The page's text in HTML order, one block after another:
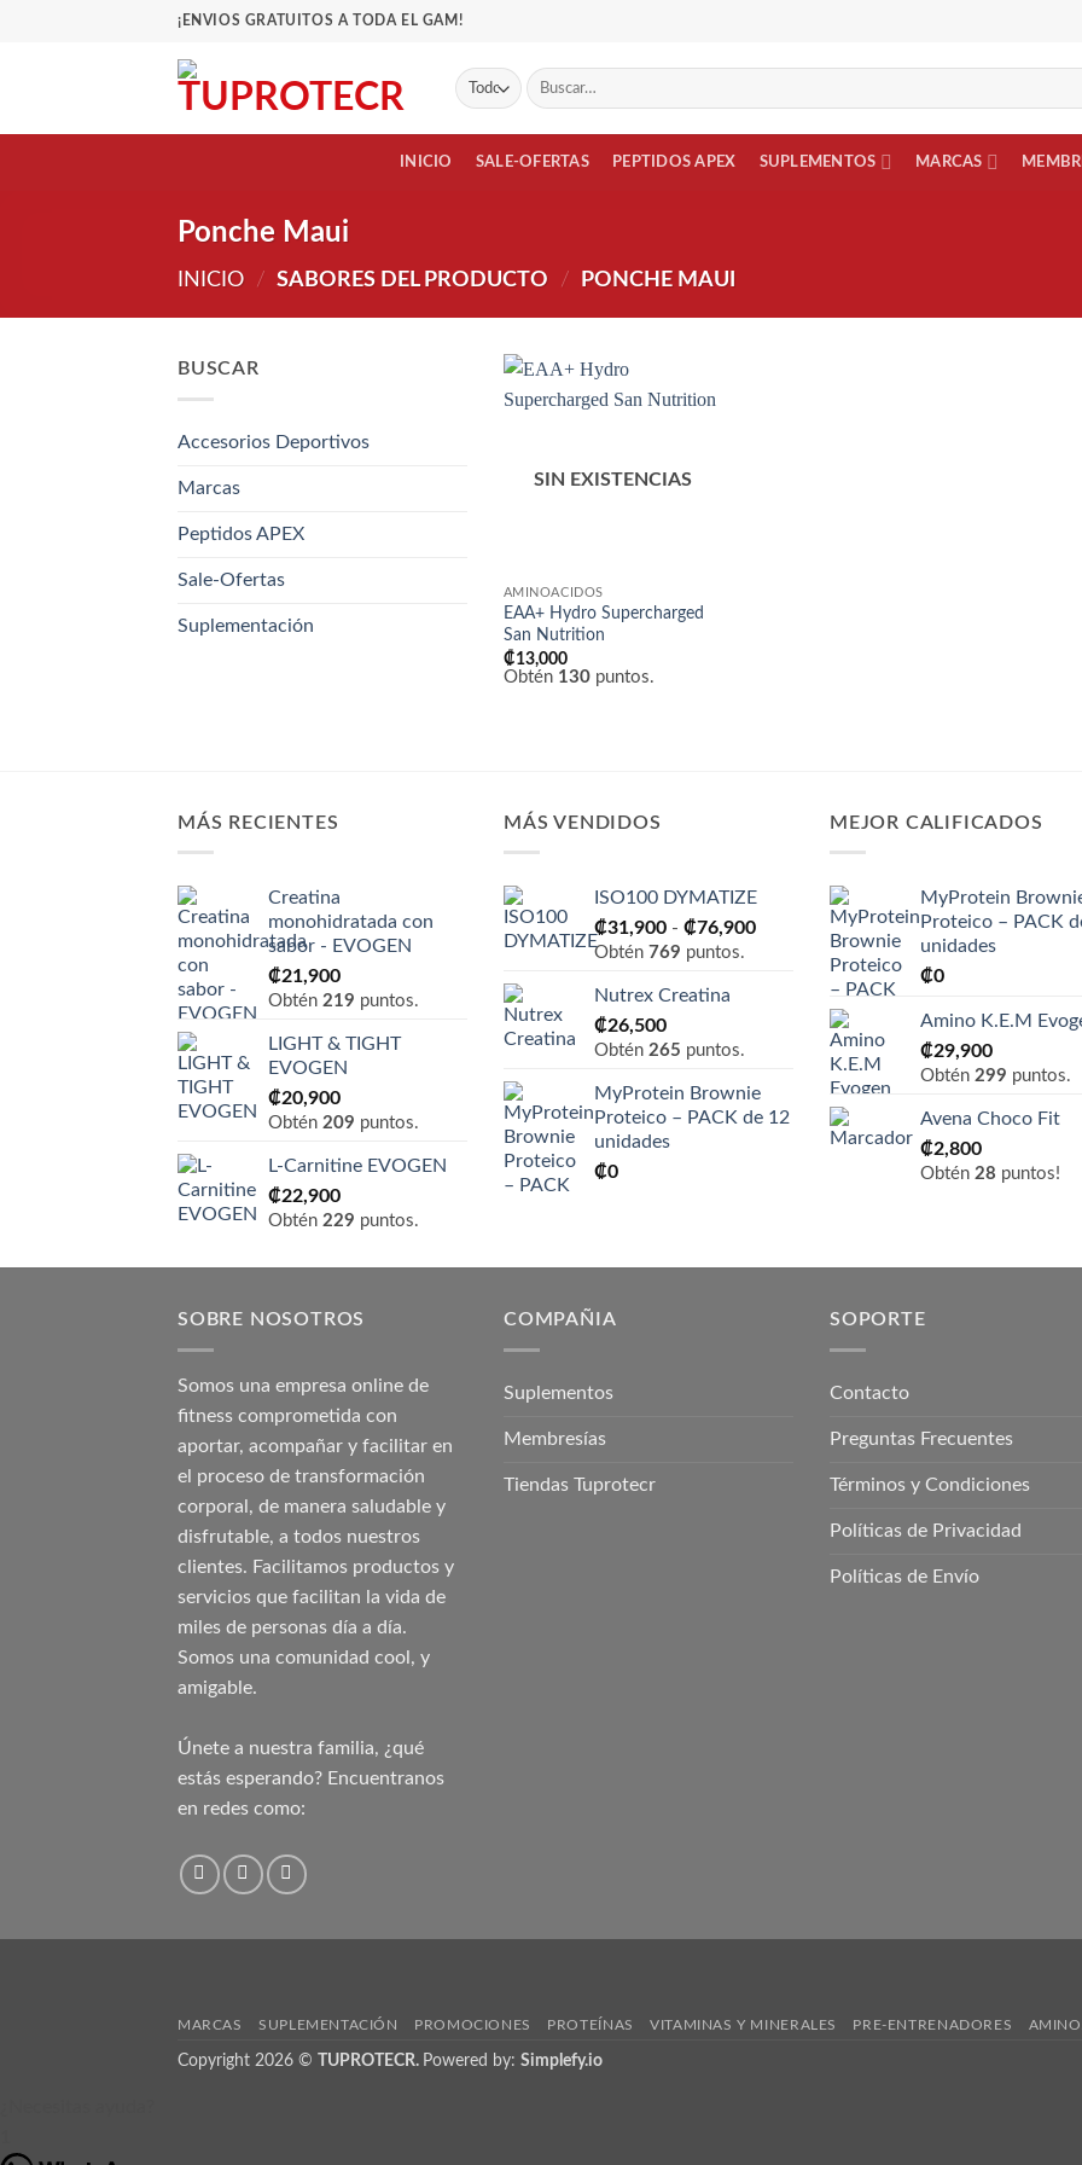
¡ENVIOS GRATUITOS A TODA EL GAM!
Buscar
por:
INICIO SALE-OFERTAS PEPTIDOS APEX SUPLEMENTOS MARCAS
Ponche Maui
INICIO / SABORES DEL PRODUCTO / PONCHE MAUI
BUSCAR
Accesorios Deportivos
Marcas
Peptidos APEX
Sale-Ofertas
Suplementación
de
deseos
SIN EXISTENCIAS
AMINOÁCIDOS
EAA+ Hydro Supercharged
San Nutrition
₡13,000
Obtén 130puntos.
MÁS RECIENTES
Creatina
monohidratada con
sabor - EVOGEN
₡21,900
Obtén 219 puntos.
LIGHT & TIGHT
EVOGEN
₡20,900
Obtén 209 puntos.
L-Carnitine EVOGEN
₡22,900
Obtén 229 puntos.
MÁS VENDIDOS
ISO100 DYMATIZE
₡31,900 - ₡76,900Rango
Obtén 769 puntos.
Nutrex Creatina
₡26,500
Obtén 265 puntos.
MyProtein Brownie
Proteico – PACK de 12
unidades
₡0
MEJOR CALIFICADOS
MyProtein
Proteico – PACK
unidades
₡0
Amino K.E.M
₡29,900
Obtén 299 puntos.
Avena Choco Fit
₡2,800
Obtén 28 puntos!
SOBRE NOSOTROS
Somos una empresa online de
fitness comprometida con
aportar, acompañar y facilitar en
el proceso de transformación
corporal, de manera saludable y
disfrutable, a todos nuestros
clientes. Facilitamos productos y
servicios que facilitan la vida de
miles de personas día a día.
Somos una comunidad cool, y
amigable.
Únete a nuestra familia, ¿qué
estás esperando? Encuentranos
en redes como:
COMPAÑIA
Suplementos
Membresías
Tiendas Tuprotecr
SOPORTE
Contacto
Preguntas Frecuentes
Términos y Condiciones
Políticas de Privacidad
Políticas de Envío
MARCAS SUPLEMENTACIÓN PROMOCIONES PROTEÍNAS VITAMINAS Y MINERALES PRE-ENTRENADORES
Copyright 2026 © TUPROTECR. Powered by: Simplefy.io